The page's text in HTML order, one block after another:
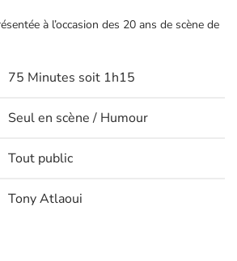
à l’occasion des 20 ans de scène de
75 Minutes soit 1h15
Seul en scène / Humour
Tout public
Tony Atlaoui